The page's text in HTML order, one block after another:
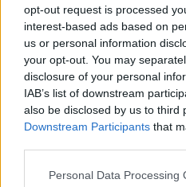
opt-out request is processed
interest-based ads based on
us or personal information
your opt-out. You may
disclosure of your personal
IAB’s list of downstream
also be disclosed by us to third
Downstream Participants that
Personal Data Processing
Greenpeace: Podpora
těžbu vzrostla na 46 států.
4.8.2026
Diskuse: 3
skončilo zklamáním, protože se
nebudou tolerovány.